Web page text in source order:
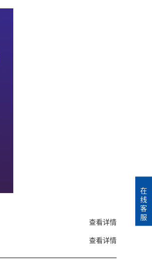
查看详情
查看详情
在
线
客
服